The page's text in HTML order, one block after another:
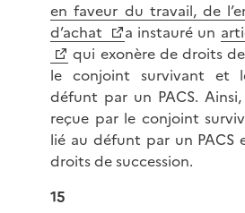
en faveur du travail, de
d’achat
a instauré un
qui exonère de droits
le conjoint survivant et
défunt par un PACS.
reçue par le conjoint
lié au défunt par un PACS
droits de succession.
15